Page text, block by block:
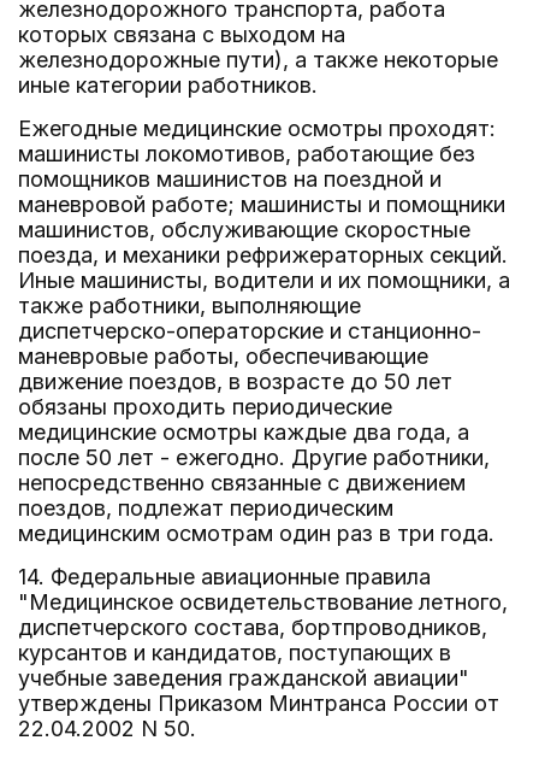
железнодорожного транспорта, работа
которых связана с выходом на
железнодорожные пути), а также некоторые
иные категории работников.
Ежегодные медицинские осмотры проходят:
машинисты локомотивов, работающие без
помощников машинистов на поездной и
маневровой работе; машинисты и помощники
машинистов, обслуживающие скоростные
поезда, и механики рефрижераторных секций.
Иные машинисты, водители и их помощники, а
также работники, выполняющие
диспетчерско-операторские и станционно-
маневровые работы, обеспечивающие
движение поездов, в возрасте до 50 лет
обязаны проходить периодические
медицинские осмотры каждые два года, а
после 50 лет - ежегодно. Другие работники,
непосредственно связанные с движением
поездов, подлежат периодическим
медицинским осмотрам один раз в три года.
14. Федеральные авиационные правила
"Медицинское освидетельствование летного,
диспетчерского состава, бортпроводников,
курсантов и кандидатов, поступающих в
учебные заведения гражданской авиации"
утверждены Приказом Минтранса России от
22.04.2002 N 50.